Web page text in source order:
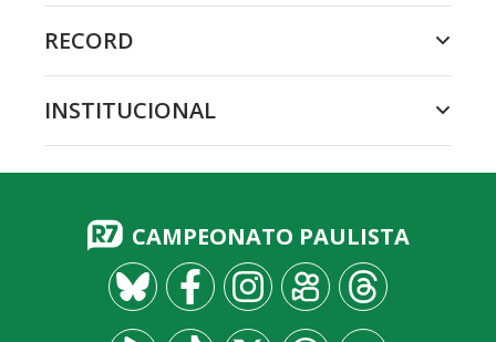
RECORD
INSTITUCIONAL
CAMPEONATO PAULISTA